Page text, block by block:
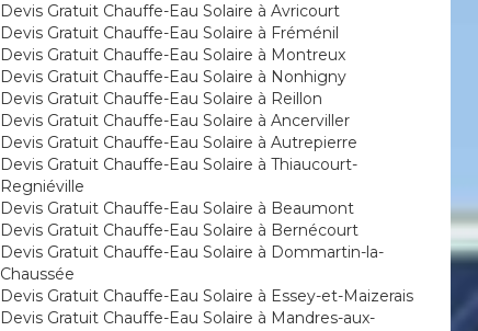
Devis Gratuit Chauffe-Eau Solaire à Avricourt
Devis Gratuit Chauffe-Eau Solaire à Fréménil
Devis Gratuit Chauffe-Eau Solaire à Montreux
Devis Gratuit Chauffe-Eau Solaire à Nonhigny
Devis Gratuit Chauffe-Eau Solaire à Reillon
Devis Gratuit Chauffe-Eau Solaire à Ancerviller
Devis Gratuit Chauffe-Eau Solaire à Autrepierre
Devis Gratuit Chauffe-Eau Solaire à Thiaucourt-
Regniéville
Devis Gratuit Chauffe-Eau Solaire à Beaumont
Devis Gratuit Chauffe-Eau Solaire à Bernécourt
Devis Gratuit Chauffe-Eau Solaire à Dommartin-la-
Chaussée
Devis Gratuit Chauffe-Eau Solaire à Essey-et-Maizerais
Devis Gratuit Chauffe-Eau Solaire à Mandres-aux-